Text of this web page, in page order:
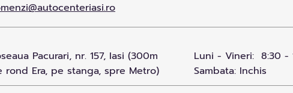
Pacurari, nr. 157, Iasi (300m
rond Era, pe stanga, spre Metro)
Luni - Vineri: 8:30 -
Sambata: Inchis